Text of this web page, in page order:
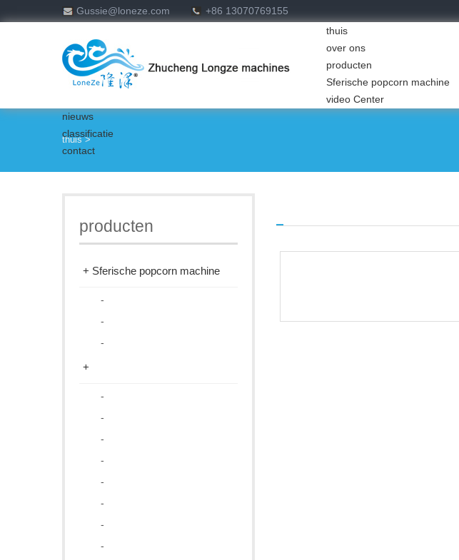
Gussie@loneze.com +86 13070769155
thuis
over ons
producten
Sferische popcorn machine
video Center
nieuws
classificatie
contact
thuis>
producten
+ Sferische popcorn machine
-
-
-
+
-
-
-
-
-
-
-
-